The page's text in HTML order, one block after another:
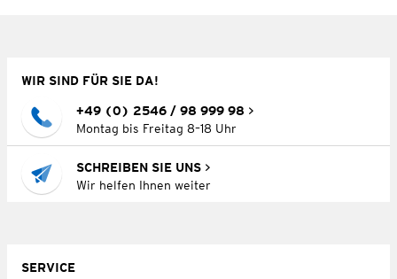
WIR SIND FÜR SIE DA!
+49 (0) 2546 / 98 999 98
Montag bis Freitag 8–18 Uhr
SCHREIBEN SIE UNS
Wir helfen Ihnen weiter
SERVICE